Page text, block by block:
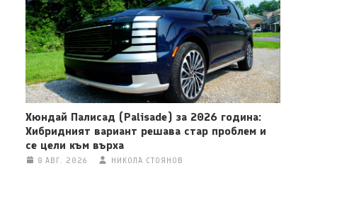
Хюндай Палисад (Palisade) за 2026 година:
Хибридният вариант решава стар проблем и
се цели към върха
8 АВГ. 2026 НИКОЛА СТОЯНОВ